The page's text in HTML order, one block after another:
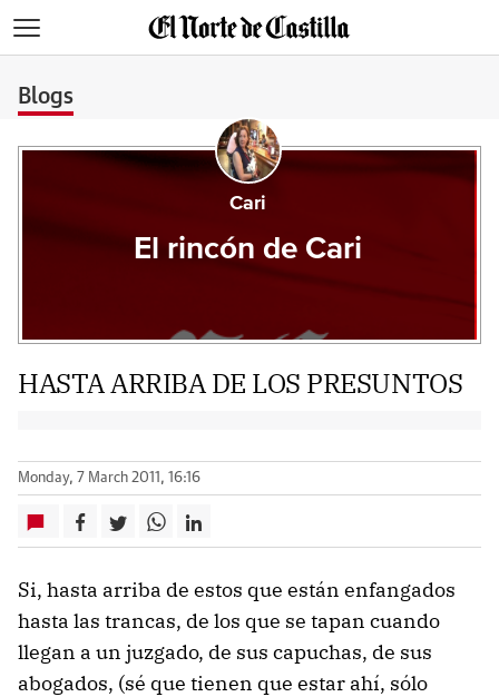
Blogs
Cari
El rincón de Cari
HASTA ARRIBA DE LOS PRESUNTOS
Monday, 7 March 2011, 16:16
Si, hasta arriba de estos que están enfangados
hasta las trancas, de los que se tapan cuando
llegan a un juzgado, de sus capuchas, de sus
abogados, (sé que tienen que estar ahí, sólo